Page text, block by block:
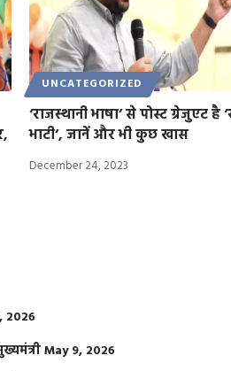
UNCATEGORIZED
‘राजस्थानी भाषा’ से पोस्ट ग्रेजुएट है
भाटी’, जानें और भी कुछ खास
December 24, 2023
2026
May 9, 2026